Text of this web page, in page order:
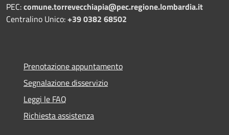
PEC:comune.torrevecchiapia@pec.regione.lombardia.it
Centralino Unico:+39 0382 68502
Prenotazione appuntamento
Segnalazione disservizio
Leggi le FAQ
Richiesta assistenza